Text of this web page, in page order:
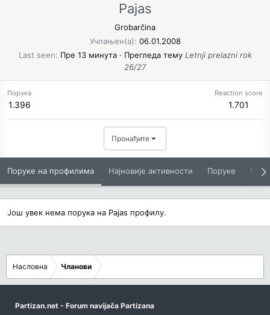
Pajas
Grobarčina
Учлањен(а) 06.01.2008
Last seen
Пре 13 минута · Прегледа тему Letnji prelazni rok
26/27
Порука
1.396
Reaction score
1.701
Пронађите
Поруке на профилима Најновије активности Поруке O
Још увек нема порука на Pajas профилу.
Насловна Чланови
Partizan.net - Forum navijača Partizana